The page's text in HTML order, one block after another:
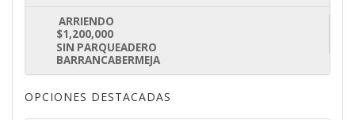
ARRIENDO
$1,200,000
SIN PARQUEADERO
BARRANCABERMEJA
OPCIONES DESTACADAS